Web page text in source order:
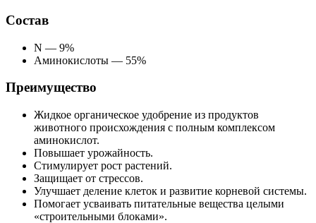
Состав
N — 9%
Аминокислоты — 55%
Преимущество
Жидкое органическое удобрение из продуктов
животного происхождения с полным комплексом
аминокислот.
Повышает урожайность.
Стимулирует рост растений.
Защищает от стрессов.
Улучшает деление клеток и развитие корневой системы.
Помогает усваивать питательные вещества целыми
«строительными блоками».